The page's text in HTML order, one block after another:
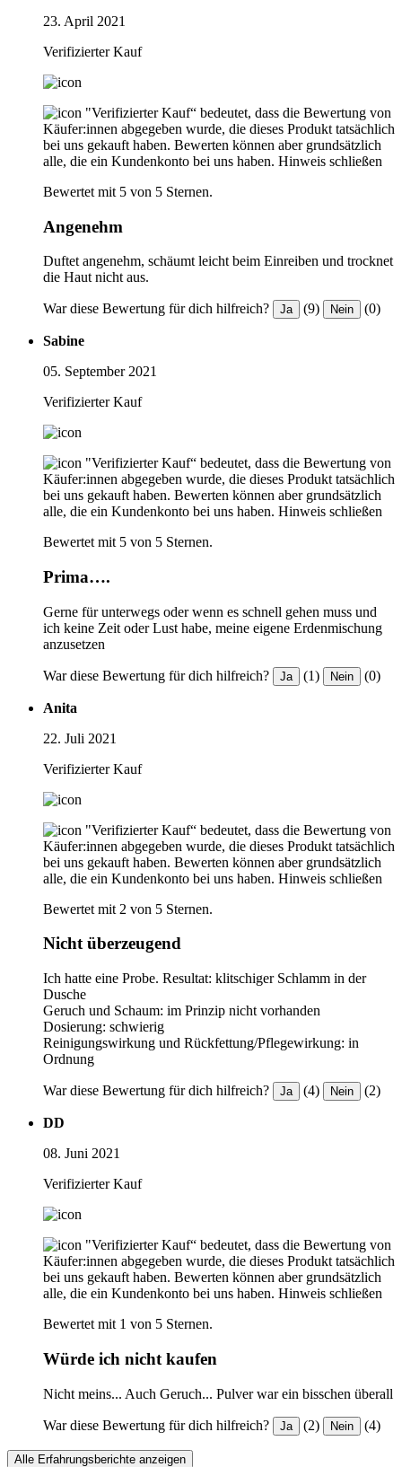
23. April 2021
Verifizierter Kauf
"Verifizierter Kauf“ bedeutet, dass die Bewertung von
Käufer:innen abgegeben wurde, die dieses Produkt tatsächlich
bei uns gekauft haben. Bewerten können aber grundsätzlich
alle, die ein Kundenkonto bei uns haben. Hinweis schließen
Bewertet mit 5 von 5 Sternen.
Angenehm
Duftet angenehm, schäumt leicht beim Einreiben und trocknet
die Haut nicht aus.
War diese Bewertung für dich hilfreich? Ja (9) Nein (0)
Sabine
05. September 2021
Verifizierter Kauf
"Verifizierter Kauf“ bedeutet, dass die Bewertung von
Käufer:innen abgegeben wurde, die dieses Produkt tatsächlich
bei uns gekauft haben. Bewerten können aber grundsätzlich
alle, die ein Kundenkonto bei uns haben. Hinweis schließen
Bewertet mit 5 von 5 Sternen.
Prima….
Gerne für unterwegs oder wenn es schnell gehen muss und
ich keine Zeit oder Lust habe, meine eigene Erdenmischung
anzusetzen
War diese Bewertung für dich hilfreich? Ja (1) Nein (0)
Anita
22. Juli 2021
Verifizierter Kauf
"Verifizierter Kauf“ bedeutet, dass die Bewertung von
Käufer:innen abgegeben wurde, die dieses Produkt tatsächlich
bei uns gekauft haben. Bewerten können aber grundsätzlich
alle, die ein Kundenkonto bei uns haben. Hinweis schließen
Bewertet mit 2 von 5 Sternen.
Nicht überzeugend
Ich hatte eine Probe. Resultat: klitschiger Schlamm in der
Dusche
Geruch und Schaum: im Prinzip nicht vorhanden
Dosierung: schwierig
Reinigungswirkung und Rückfettung/Pflegewirkung: in
Ordnung
War diese Bewertung für dich hilfreich? Ja (4) Nein (2)
DD
08. Juni 2021
Verifizierter Kauf
"Verifizierter Kauf“ bedeutet, dass die Bewertung von
Käufer:innen abgegeben wurde, die dieses Produkt tatsächlich
bei uns gekauft haben. Bewerten können aber grundsätzlich
alle, die ein Kundenkonto bei uns haben. Hinweis schließen
Bewertet mit 1 von 5 Sternen.
Würde ich nicht kaufen
Nicht meins... Auch Geruch... Pulver war ein bisschen überall
War diese Bewertung für dich hilfreich? Ja (2) Nein (4)
Alle Erfahrungsberichte anzeigen